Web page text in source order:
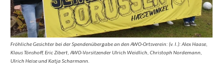
Fröhliche Gesichter bei der Spendenübergabe an den AWO-Ortsverein: (v. l.): Alex Haase,
Klaus Tönshoff, Eric Zibert, AWO-Vorsitzender Ulrich Weidlich, Christoph Nordemann,
Ulrich Heise und Katja Scharmann.